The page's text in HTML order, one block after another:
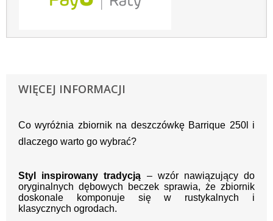
WIĘCEJ INFORMACJI
Co wyróżnia zbiornik na deszczówkę Barrique 250l i
dlaczego warto go wybrać?
Styl inspirowany tradycją – wzór nawiązujący do
oryginalnych dębowych beczek sprawia, że zbiornik
doskonale komponuje się w rustykalnych i
klasycznych ogrodach.